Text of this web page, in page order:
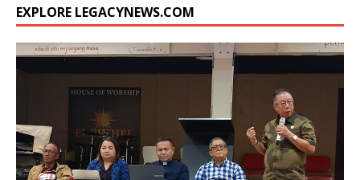
EXPLORE LEGACYNEWS.COM